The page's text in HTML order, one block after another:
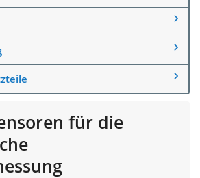
für die